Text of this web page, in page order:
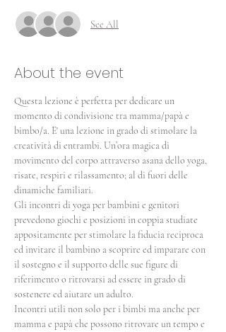
See All
About the event
Questa lezione è perfetta per dedicare un
momento di condivisione tra mamma/papà e
bimbo/a. E' una lezione in grado di stimolare la
creatività di entrambi. Un’ora magica di
movimento del corpo attraverso asana dello yoga,
risate, respiri e rilassamento; al di fuori delle
dinamiche familiari.
Gli incontri di yoga per bambini e genitori
prevedono giochi e posizioni in coppia studiate
appositamente per stimolare la fiducia reciproca
ed invitare il bambino a scoprire ed imparare con
il sostegno e il supporto delle sue figure di
riferimento o ritrovarsi ad essere in grado di
sostenere ed aiutare un adulto.
Incontri utili non solo per i bimbi ma anche per
mamma e papà che possono ritrovare un tempo e